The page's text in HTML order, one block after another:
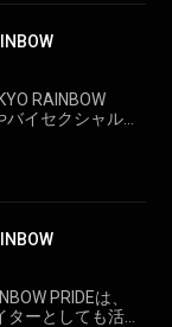
RAINBOW
バイセクシャル
）
PRIDEは、
ターとしても活